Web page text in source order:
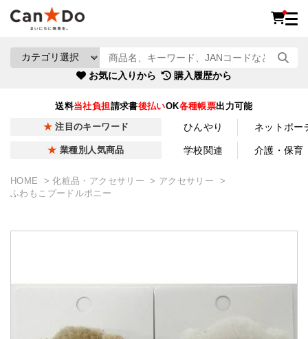
お気に入りから 購入履歴から
送料当社負担請求書後払いOK各種帳票出力可能
注目のキーワード ひんやり ネットポー
業種別人気商品 学校関連 介護・保育
HOME 化粧品・アクセサリー
アクセサリー
ふわもこプードルポニー